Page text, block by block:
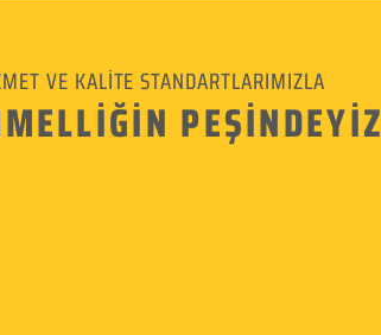
VE KALİTE STANDARTLARIMIZLA
PEŞİNDEYİZ